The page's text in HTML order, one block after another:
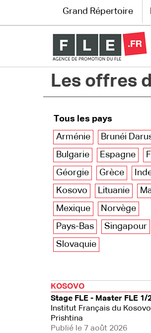
Grand Répertoire
Immersion France
Les pages PRO
Grand Répertoire
Les offres
Tous les pays
Arménie
Brunéi
Bulgarie
Espagne
Géorgie
Grèce
Kosovo
Lituanie
Mexique
Norvège
Pays-Bas
Singapour
Slovaquie
KOSOVO
Stage FLE - Master FLE 1/
Institut Français du Kosovo
Prishtina
Publié le 7 août 2026